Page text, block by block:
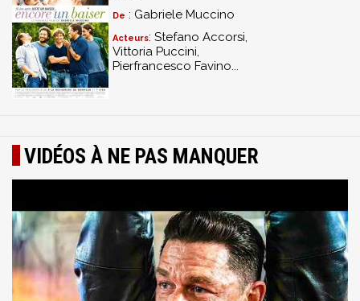
De : Gabriele Muccino
Acteurs: Stefano Accorsi,
Vittoria Puccini,
Pierfrancesco Favino...
VIDÉOS À NE PAS MANQUER